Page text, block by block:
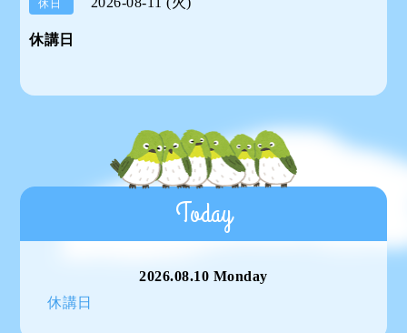
休日
休講日
Today
2026.08.10 Monday
休講日